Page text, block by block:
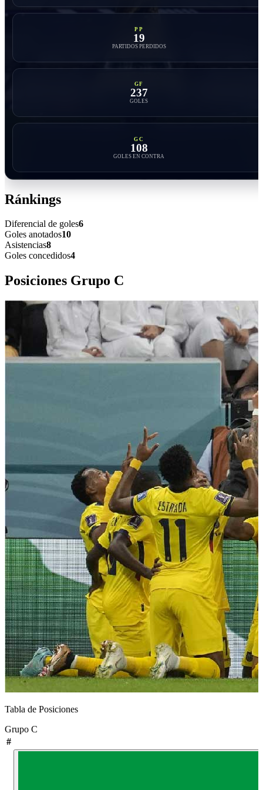
PP
19
PARTIDOS PERDIDOS
GF
237
GOLES
GC
108
GOLES EN CONTRA
Ránkings
Diferencial de goles6
Goles anotados10
Asistencias8
Goles concedidos4
Posiciones Grupo C
Tabla de Posiciones
Grupo C
#